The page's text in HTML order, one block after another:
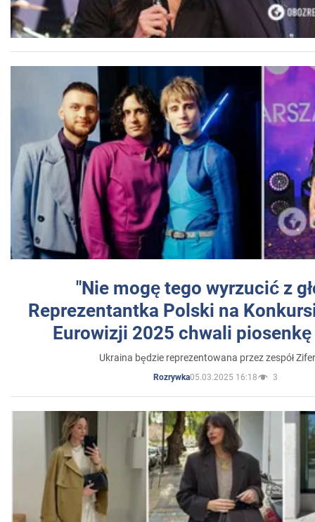
"Nie mogę tego wyrzucić z
Reprezentantka Polski na
Eurowizji 2025 chwali
Ukraina będzie reprezentowana przez zespół
Rozrywka05.03.2025 16:18 3